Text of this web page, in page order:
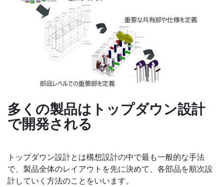
多くの製品はトップダウン設計
で開発される
トップダウン設計とは構想設計の中で最も一般的な手法
で、製品全体のレイアウトを先に決めて、各部品を順次設
計していく方法のことをいいます。